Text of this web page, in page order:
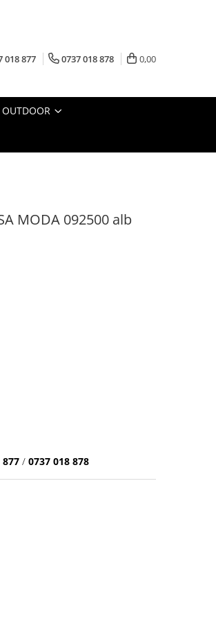
018 877 0737 018 878 0,00
OUTDOOR
MODA 092500 alb
877 / 0737 018 878